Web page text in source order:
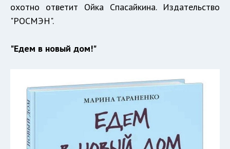
охотно ответит Ойка Спасайкина. Издательство
"РОСМЭН".
"Едем в новый дом!"